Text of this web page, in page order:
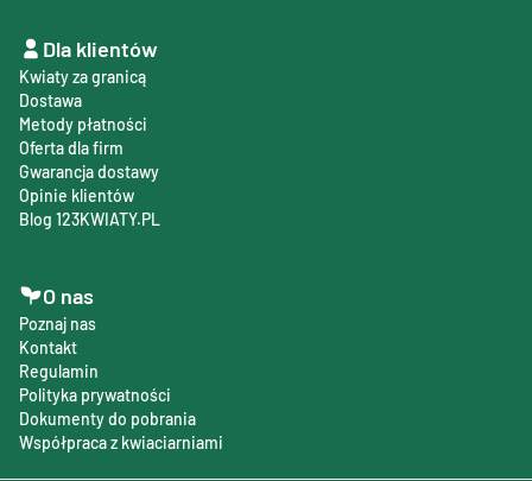
Dla klientów
Kwiaty za granicą
Dostawa
Metody płatności
Oferta dla firm
Gwarancja dostawy
Opinie klientów
Blog 123KWIATY.PL
O nas
Poznaj nas
Kontakt
Regulamin
Polityka prywatności
Dokumenty do pobrania
Współpraca z kwiaciarniami